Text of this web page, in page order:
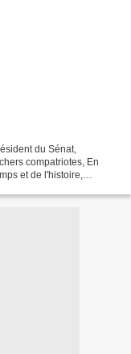
du Sénat,
compatriotes, En
et de l'histoire,